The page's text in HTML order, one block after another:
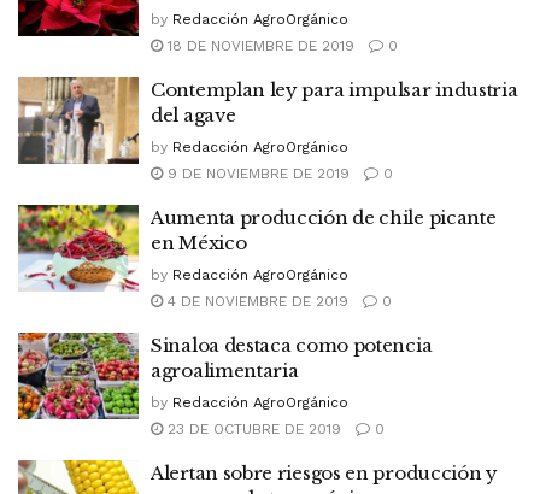
by Redacción AgroOrgánico
18 DE NOVIEMBRE DE 2019
0
Contemplan ley para impulsar industria
del agave
by Redacción AgroOrgánico
9 DE NOVIEMBRE DE 2019
0
Aumenta producción de chile picante
en México
by Redacción AgroOrgánico
4 DE NOVIEMBRE DE 2019
0
Sinaloa destaca como potencia
agroalimentaria
by Redacción AgroOrgánico
23 DE OCTUBRE DE 2019
0
Alertan sobre riesgos en producción y